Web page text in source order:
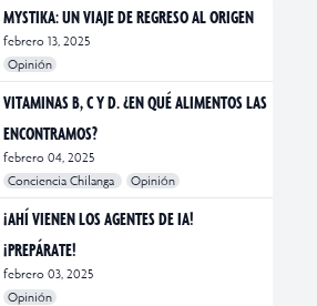
MYSTIKA: UN VIAJE DE REGRESO AL ORIGEN
febrero 13, 2025
Opinión
#exposiciones
#fotografía
VITAMINAS B, C Y D. ¿EN QUÉ ALIMENTOS LAS
ENCONTRAMOS?
febrero 04, 2025
Conciencia Chilanga
Opinión
#bienestar
#Opinión
#Principal
¡AHÍ VIENEN LOS AGENTES DE IA!
¡PREPÁRATE!
febrero 03, 2025
Opinión